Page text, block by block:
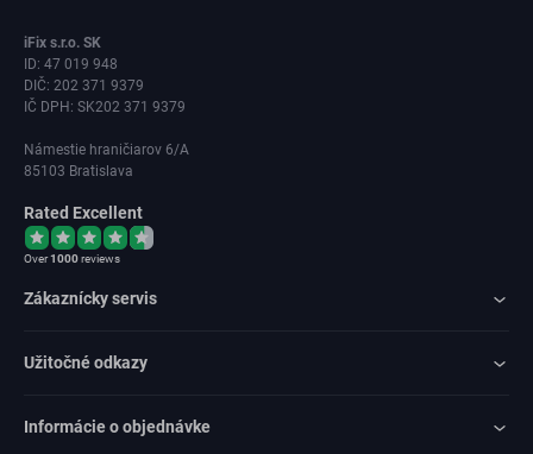
iFix s.r.o. SK
ID: 47 019 948
DIČ: 202 371 9379
IČ DPH: SK202 371 9379
Námestie hraničiarov 6/A
85103 Bratislava
Rated Excellent
Over1000reviews
Zákaznícky servis
Užitočné odkazy
Informácie o objednávke